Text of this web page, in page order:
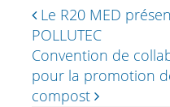
Le R20 MED
POLLUTEC
Convention de
pour la promotion
compost